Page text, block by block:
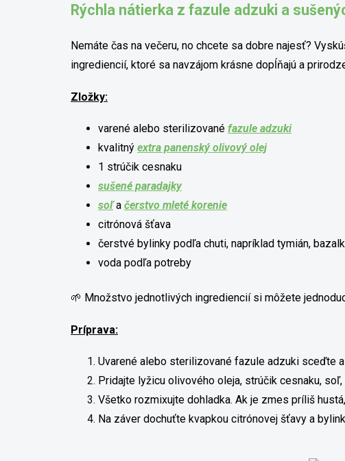
Rýchla nátierka z fazule adzuki a
Nemáte čas na večeru, no chcete sa dobre najesť?
ingrediencií, ktoré sa navzájom krásne dopĺňajú a
Zložky:
varené alebo sterilizované fazule adzuki
kvalitný extra panenský olivový olej
1 strúčik cesnaku
sušené paradajky
soľa čerstvo mleté korenie
citrónová šťava
čerstvé bylinky podľa chuti, napríklad tymián,
voda podľa potreby
🌱 Množstvo jednotlivých ingrediencií si môžete
Príprava:
Uvarené alebo sterilizované fazule adzuki sceďte
Pridajte lyžicu olivového oleja, strúčik cesnaku,
Všetko rozmixujte dohladka. Ak je zmes príliš
Na záver dochuťte kvapkou citrónovej šťavy a